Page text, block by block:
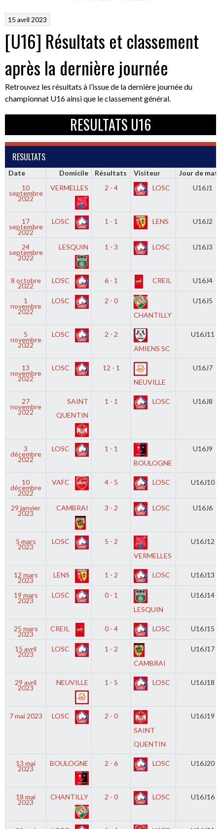
15 avril 2023
[U16] Résultats et classement
après la dernière journée
Retrouvez les résultats à l’issue de la dernière journée du
championnat U16 ainsi que le classement général.
RESULTATS U16
RESULTATS
Date Domicile Résultats Visiteur
Jour de
10
septembre
2022
VERMELLES 2 - 4 LOSC U16J1
17
septembre
2022
LOSC 1 - 1 LENS U16J2
24
septembre
2022
LESQUIN 1 - 3 LOSC U16J3
8 octobre
2022
LOSC 6 - 1 CREIL U16J4
1
novembre
2022
LOSC
2 - 0
CHANTILLY
U16J5
5
novembre
2022
LOSC
2 - 2
AMIENS SC
U16J11
13
novembre
2022
LOSC
12 - 1
NEUVILLE
U16J7
27
novembre
2022
SAINT
QUENTIN
1 - 1 LOSC U16J8
3
décembre
2022
LOSC
1 - 1
BOULOGNE
U16J9
10
décembre
2022
VAFC 4 - 5 LOSC U16J10
29 janvier
2023
CAMBRAI 3 - 2 LOSC U16J6
5 mars
2023
LOSC
5 - 2
VERMELLES
U16J12
12 mars
2023
LENS 1 - 2 LOSC U16J13
19 mars
2023
LOSC
0 - 1
LESQUIN
U16J14
25 mars
2023
CREIL 0 - 4 LOSC U16J15
15 avril
2023
LOSC
1 - 2
CAMBRAI
U16J17
29 avril
2023
NEUVILLE 1 - 5 LOSC U16J18
7 mai 2023 LOSC
2 - 0
SAINT
QUENTIN
U16J19
13 mai
2023
BOULOGNE 2 - 6 LOSC U16J20
18 mai
2023
CHANTILLY 2 - 0 LOSC U16J16